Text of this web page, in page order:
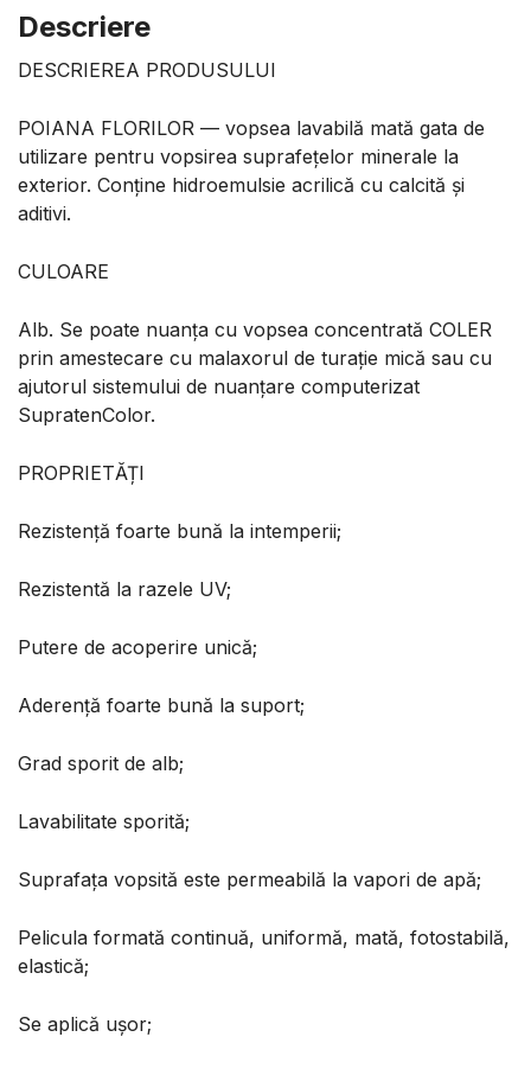
Descriere
DESCRIEREA PRODUSULUI
POIANA FLORILOR — vopsea lavabilă mată gata de
utilizare pentru vopsirea suprafețelor minerale la
exterior. Conține hidroemulsie acrilică cu calcită și
aditivi.
CULOARE
Alb. Se poate nuanța cu vopsea concentrată COLER
prin amestecare cu malaxorul de turație mică sau cu
ajutorul sistemului de nuanțare computerizat
SupratenColor.
PROPRIETĂȚI
Rezistență foarte bună la intemperii;
Rezistentă la razele UV;
Putere de acoperire unică;
Aderență foarte bună la suport;
Grad sporit de alb;
Lavabilitate sporită;
Suprafața vopsită este permeabilă la vapori de apă;
Pelicula formată continuă, uniformă, mată, fotostabilă,
elastică;
Se aplică ușor;